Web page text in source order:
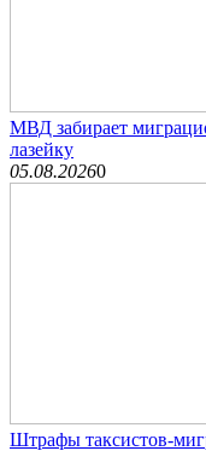
МВД забирает
лазейку
05.08.20260
Штрафы таксистов-